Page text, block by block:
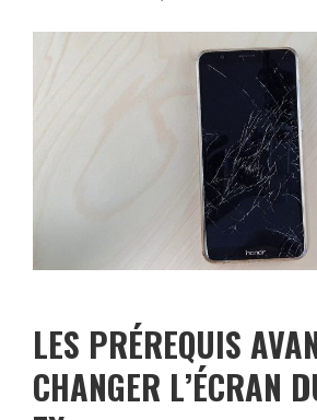
LES PRÉREQUIS
CHANGER L’ÉCRAN